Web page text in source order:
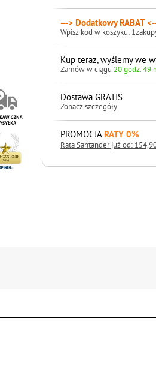
---> Dodatkowy RABAT
Wpisz kod w koszyku:
Kup teraz, wyślemy we
Zamów w ciągu 20 godz. 49
Dostawa GRATIS
Zobacz szczegóły
PROMOCJA RATY 0%
Rata Santander już od: